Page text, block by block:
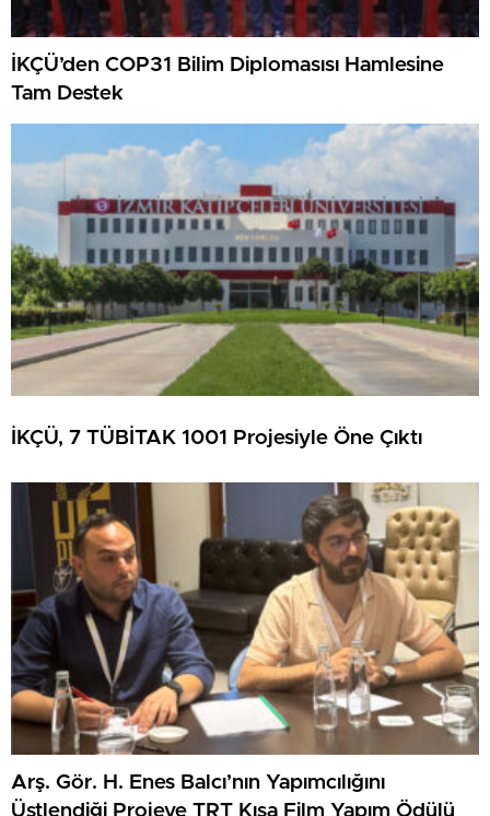
İKÇÜ’den COP31 Bilim Diplomasısı Hamlesine
Tam Destek
İKÇÜ, 7 TÜBİTAK 1001 Projesiyle Öne Çıktı
Arş. Gör. H. Enes Balcı’nın Yapımcılığını
Üstlendiği Projeye TRT Kısa Film Yapım Ödülü